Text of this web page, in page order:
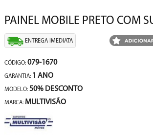
PAINEL MOBILE PRETO COM
ENTREGA IMEDIATA
CÓDIGO: 079-1670
GARANTIA: 1 ANO
MODELO: 50% DESCONTO
MARCA: MULTIVISÃO